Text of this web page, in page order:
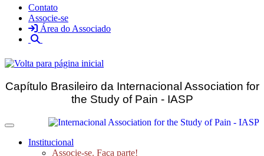
Contato
Associe-se
Área do Associado
Capítulo Brasileiro da Internacional Association for
the Study of Pain - IASP
Toggle navigation
Institucional
Associe-se. Faça parte!